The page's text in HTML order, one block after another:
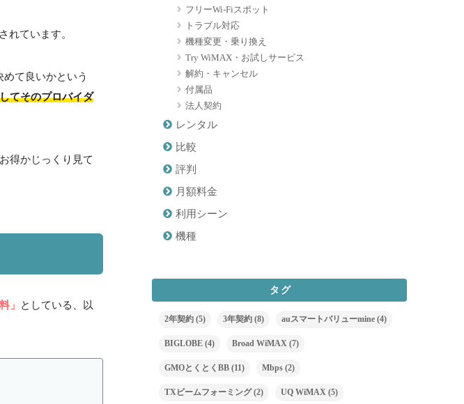
れています。
て良いかという
てそのプロバイダ
得かじっくり見て
」
としている、以
フリーWi-Fiスポット
トラブル対応
機種変更・乗り換え
Try WiMAX・お試しサービス
解約・キャンセル
付属品
法人契約
レンタル
比較
評判
月額料金
利用シーン
機種
タグ
2年契約 (5) 3年契約 (8) auスマートバリューmine (4)
BIGLOBE (4) Broad WiMAX (7)
GMOとくとくBB (11) Mbps (2)
TXビームフォーミング(2) UQ WiMAX (5)